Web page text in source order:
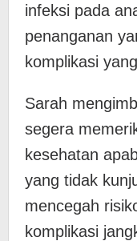
infeksi pada
penanganan
komplikasi
Sarah
segera
kesehatan
yang tidak
mencegah
komplikasi